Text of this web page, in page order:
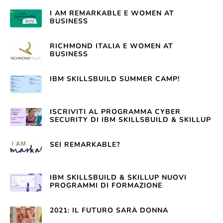
I AM REMARKABLE E WOMEN AT
BUSINESS
RICHMOND ITALIA E WOMEN AT
BUSINESS
IBM SKILLSBUILD SUMMER CAMP!
ISCRIVITI AL PROGRAMMA CYBER
SECURITY DI IBM SKILLSBUILD & SKILLUP
SEI REMARKABLE?
IBM SKILLSBUILD & SKILLUP NUOVI
PROGRAMMI DI FORMAZIONE
2021: IL FUTURO SARÀ DONNA